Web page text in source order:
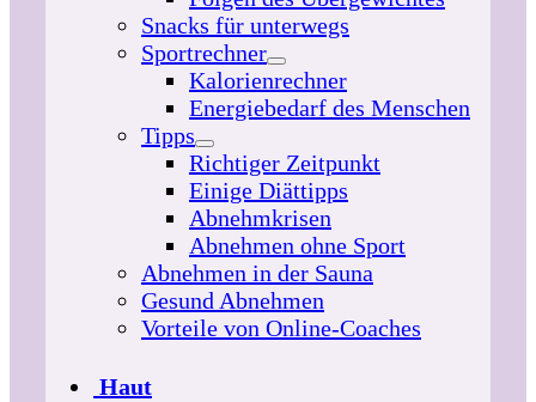
Snacks für unterwegs
Sportrechner
Kalorienrechner
Energiebedarf des Menschen
Tipps
Richtiger Zeitpunkt
Einige Diättipps
Abnehmkrisen
Abnehmen ohne Sport
Abnehmen in der Sauna
Gesund Abnehmen
Vorteile von Online-Coaches
Haut